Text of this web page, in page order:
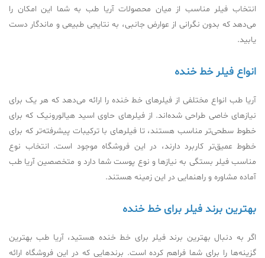
انتخاب فیلر مناسب از میان محصولات آریا طب به شما این امکان را
می‌دهد که بدون نگرانی از عوارض جانبی، به نتایجی طبیعی و ماندگار دست
یابید.
انواع فیلر خط خنده
آریا طب انواع مختلفی از فیلرهای خط خنده را ارائه می‌دهد که هر یک برای
نیازهای خاصی طراحی شده‌اند. از فیلرهای حاوی اسید هیالورونیک که برای
خطوط سطحی‌تر مناسب هستند، تا فیلرهای با ترکیبات پیشرفته‌تر که برای
خطوط عمیق‌تر کاربرد دارند، در این فروشگاه موجود است. انتخاب نوع
مناسب فیلر بستگی به نیازها و نوع پوست شما دارد و متخصصین آریا طب
آماده مشاوره و راهنمایی در این زمینه هستند.
بهترین برند فیلر برای خط خنده
اگر به دنبال بهترین برند فیلر برای خط خنده هستید، آریا طب بهترین
گزینه‌ها را برای شما فراهم کرده است. برندهایی که در این فروشگاه ارائه